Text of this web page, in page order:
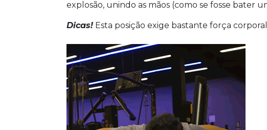
explosão, unindo as mãos (como se fosse bater
Dicas!Esta posição exige bastante força